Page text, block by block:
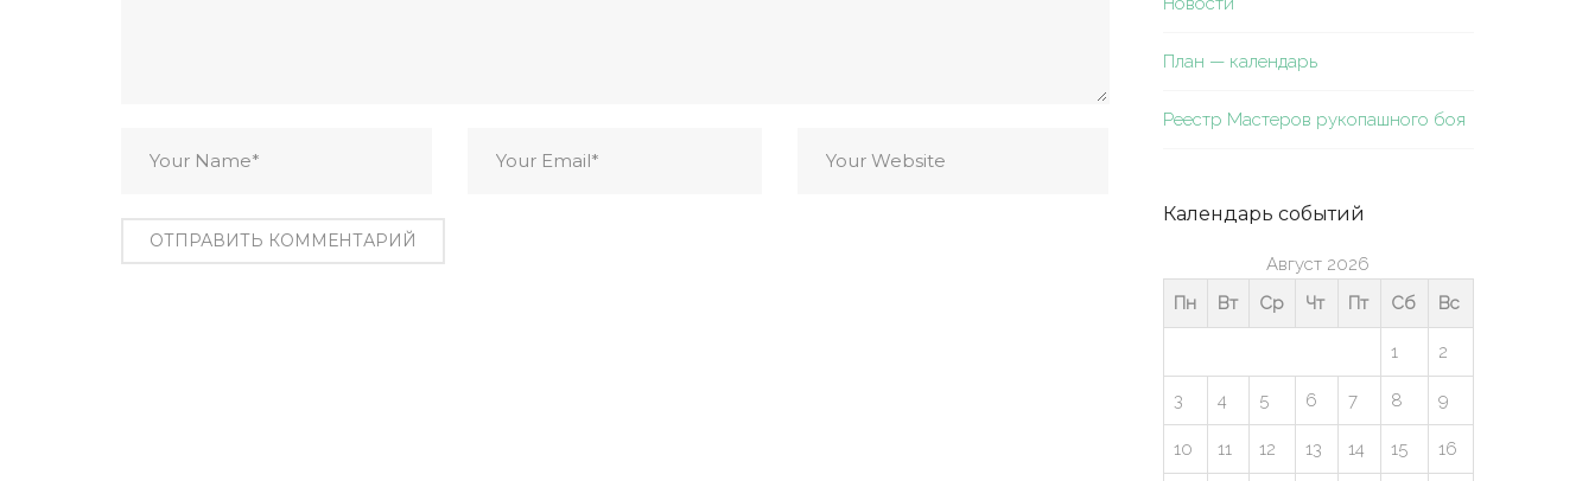
План — календарь
Реестр Мастеров рукопашного боя
Календарь событий
Август 2026
Пн
Вт Ср Чт Пт Сб Вс
1 2
3 4 5 6 7 8 9
10 11 12 13 14 15 16